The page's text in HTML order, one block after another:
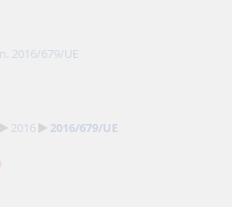
2016/679/UE
2016 2016/679/UE